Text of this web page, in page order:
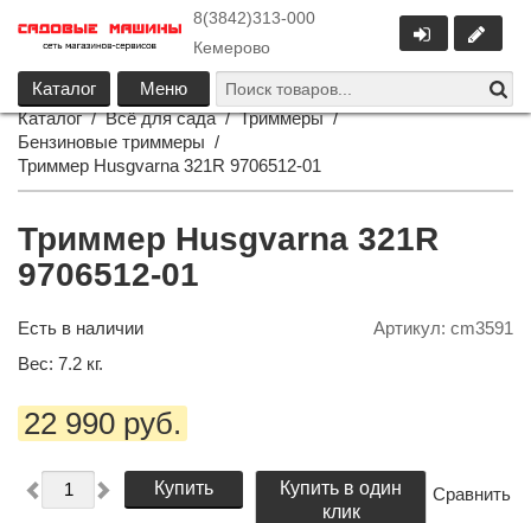
8(3842)313-000
Кемерово
Каталог
Меню
Каталог / Всё для сада / Триммеры /
Бензиновые триммеры /
Триммер Husgvarna 321R 9706512-01
Триммер Husgvarna 321R
9706512-01
Артикул: cm3591
Есть в наличии
Вес: 7.2 кг.
22 990 руб.
Купить
Купить в один
клик
Сравнить